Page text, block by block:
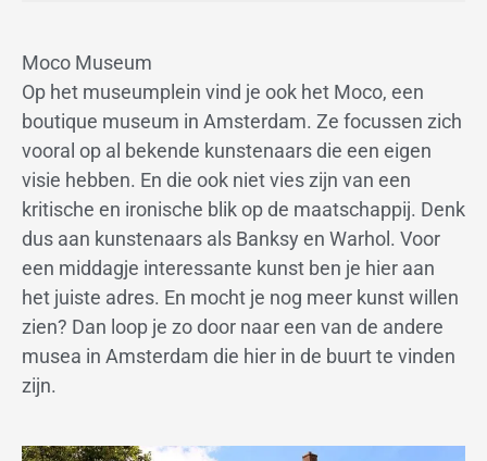
Moco Museum
Op het museumplein vind je ook het Moco, een
boutique museum in Amsterdam. Ze focussen zich
vooral op al bekende kunstenaars die een eigen
visie hebben. En die ook niet vies zijn van een
kritische en ironische blik op de maatschappij. Denk
dus aan kunstenaars als Banksy en Warhol. Voor
een middagje interessante kunst ben je hier aan
het juiste adres. En mocht je nog meer kunst willen
zien? Dan loop je zo door naar een van de andere
musea in Amsterdam die hier in de buurt te vinden
zijn.